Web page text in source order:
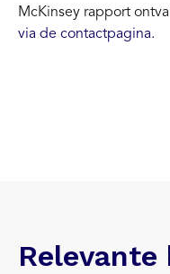
McKinsey rapport
via de contactpagina.
Relevante